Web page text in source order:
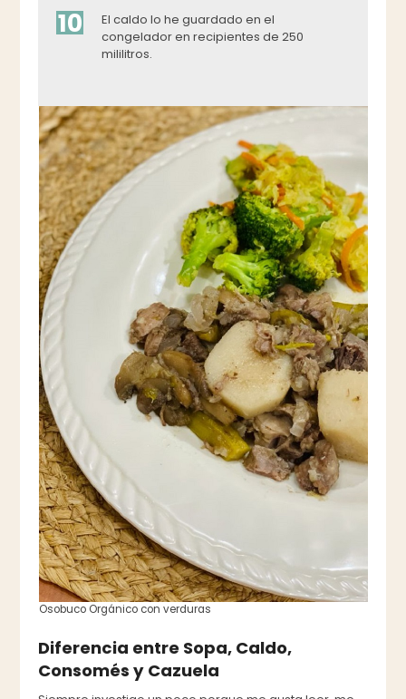
10
El caldo lo he guardado en el
congelador en recipientes de 250
mililitros.
Osobuco Orgánico con verduras
Diferencia entre Sopa, Caldo,
Consomés y Cazuela